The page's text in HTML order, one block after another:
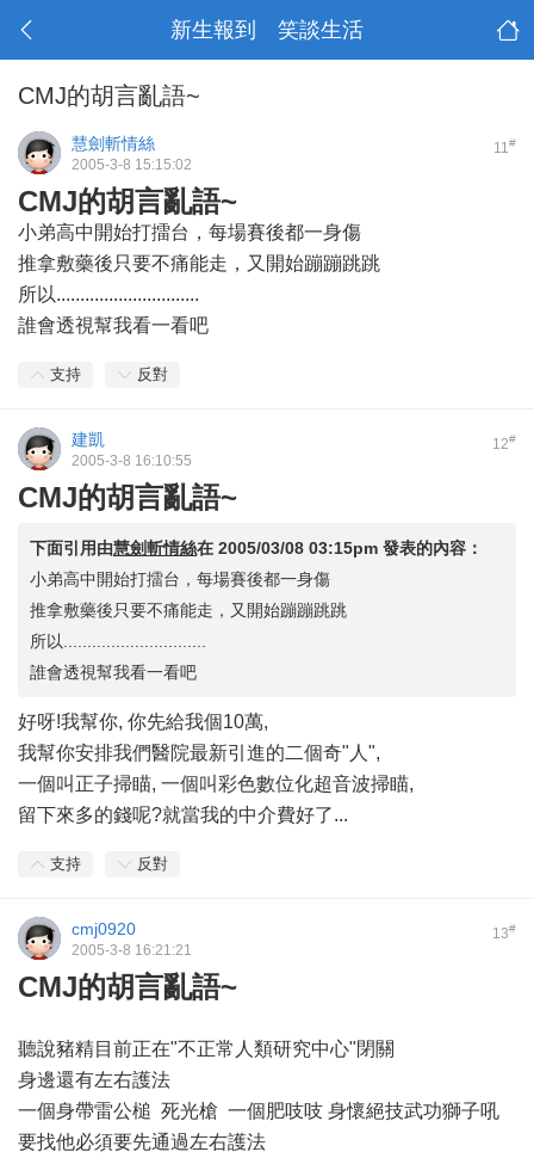
新生報到 笑談生活
CMJ的胡言亂語~
11#
慧劍斬情絲
2005-3-8 15:15:02
CMJ的胡言亂語~
小弟高中開始打擂台，每場賽後都一身傷
推拿敷藥後只要不痛能走，又開始蹦蹦跳跳
所以..............................
誰會透視幫我看一看吧
支持 反對
12#
建凱
2005-3-8 16:10:55
CMJ的胡言亂語~
下面引用由慧劍斬情絲在 2005/03/08 03:15pm 發表的內容：
小弟高中開始打擂台，每場賽後都一身傷
推拿敷藥後只要不痛能走，又開始蹦蹦跳跳
所以..............................
誰會透視幫我看一看吧
好呀!我幫你, 你先給我個10萬,
我幫你安排我們醫院最新引進的二個奇"人",
一個叫正子掃瞄, 一個叫彩色數位化超音波掃瞄,
留下來多的錢呢?就當我的中介費好了...
支持 反對
13#
cmj0920
2005-3-8 16:21:21
CMJ的胡言亂語~
聽說豬精目前正在"不正常人類研究中心"閉關
身邊還有左右護法
一個身帶雷公槌 死光槍 一個肥吱吱 身懷絕技武功獅子吼
要找他必須要先通過左右護法